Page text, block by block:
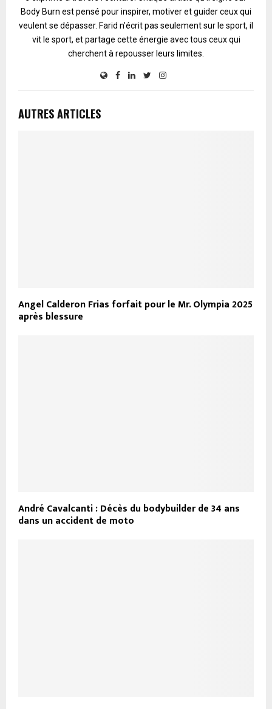
Body Burn est pensé pour inspirer, motiver et guider ceux qui
veulent se dépasser. Farid n’écrit pas seulement sur le sport, il
vit le sport, et partage cette énergie avec tous ceux qui
cherchent à repousser leurs limites.
AUTRES ARTICLES
Angel Calderon Frias forfait pour le Mr. Olympia 2025
après blessure
André Cavalcanti : Décès du bodybuilder de 34 ans
dans un accident de moto